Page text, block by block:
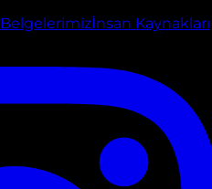
Belgelerimizİnsan Kaynakları